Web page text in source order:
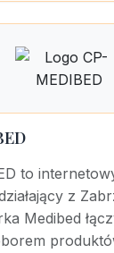
to
z
Medibed